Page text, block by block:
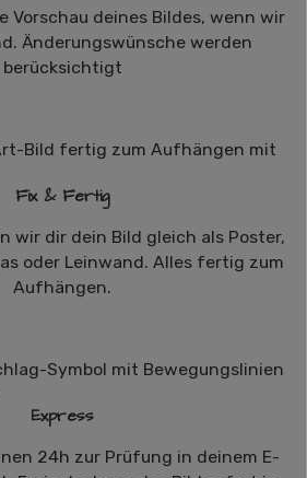
Vorschau deines Bildes, wenn wir
Änderungswünsche werden
berücksichtigt
Fix & Fertig
wir dir dein Bild gleich als Poster,
oder Leinwand. Alles fertig zum
Aufhängen.
Express
24h zur Prüfung in deinem E-